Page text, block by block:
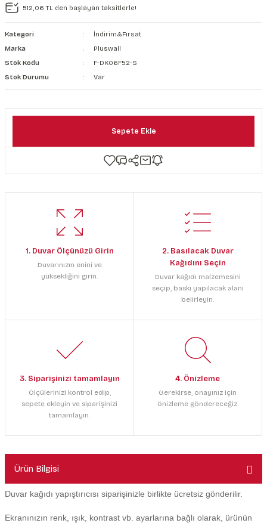
Duvar Kanvası
512,06 TL den başlayan taksitlerle!
Kategori
İndirim&Fırsat
Marka
Pluswall
Stok Kodu
F-DK06F52-S
Stok Durumu
Var
Sepete Ekle
1. Duvar Ölçünüzü Girin
Duvarınızın enini ve
yüksekliğini girin.
2. Basılacak Duvar
Kağıdını Seçin
Duvar kağıdı malzemesini
seçip, baskı yapılacak alanı
belirleyin.
3. Siparişinizi tamamlayın
Ölçülerinizi kontrol edip,
sepete ekleyin ve siparişinizi
tamamlayın.
4. Önizleme
Gerekirse, onayınız için
önizleme göndereceğiz.
Ürün Bilgisi
Duvar kağıdı yapıştırıcısı siparişinizle birlikte ücretsiz gönderilir.
Ekranınızın renk, ışık, kontrast vb. ayarlarına bağlı olarak, ürünün